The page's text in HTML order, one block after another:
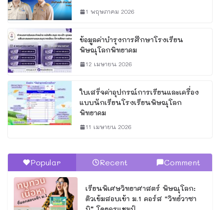
1 พฤษภาคม 2026
ข้อมูลค่าบำรุงการศึกษาโรงเรียน
พิษณุโลกพิทยาคม
12 เมษายน 2026
ใบเสร็จค่าอุปกรณ์การเรียนและเครื่อง
แบบนักเรียนโรงเรียนพิษณุโลก
พิทยาคม
11 เมษายน 2026
Popular Recent Comment
เรียนพิเศษวิทยาศาสตร์ พิษณุโลก:
ติวเข้มสอบเข้า ม.1 คอร์ส “วิทย์วาซา